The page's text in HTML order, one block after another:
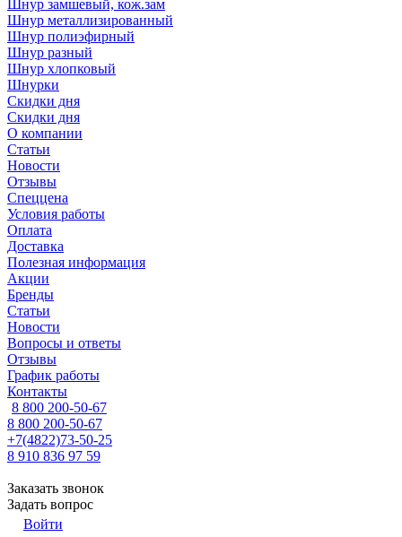
Шнур замшевый, кож.зам
Шнур металлизированный
Шнур полиэфирный
Шнур разный
Шнур хлопковый
Шнурки
Скидки дня
Скидки дня
О компании
Статьи
Новости
Отзывы
Спеццена
Условия работы
Оплата
Доставка
Полезная информация
Акции
Бренды
Статьи
Новости
Вопросы и ответы
Отзывы
График работы
Контакты
8 800 200-50-67
8 800 200-50-67
+7(4822)73-50-25
8 910 836 97 59
Заказать звонок
Задать вопрос
Войти